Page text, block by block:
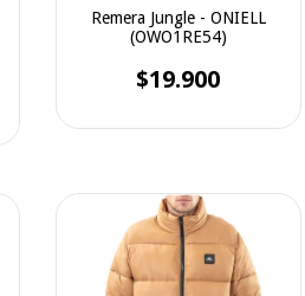
Remera Jungle - ONIELL
(OWO1RE54)
$19.900